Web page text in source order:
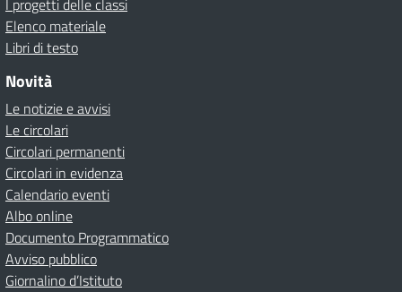
I progetti delle classi
Elenco materiale
Libri di testo
Novità
Le notizie e avvisi
Le circolari
Circolari permanenti
Circolari in evidenza
Calendario eventi
Albo online
Documento Programmatico
Avviso pubblico
Giornalino d’Istituto